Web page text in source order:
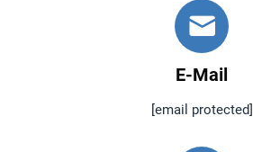
E-Mail
[email protected]